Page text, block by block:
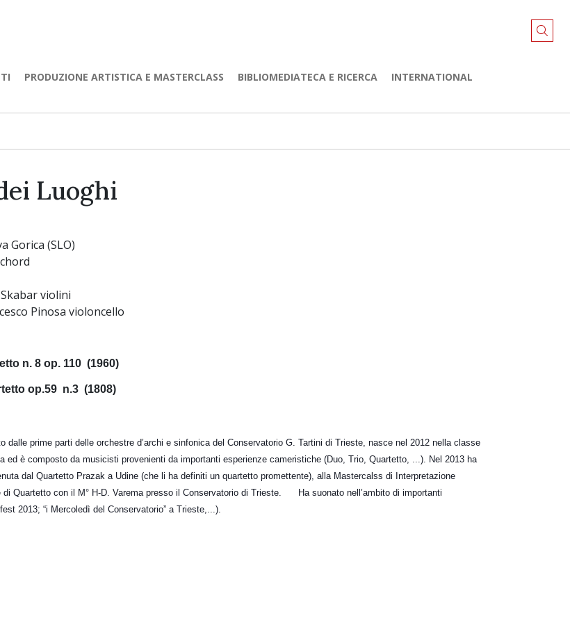
PRODUZIONE ARTISTICA E MASTERCLASS BIBLIOMEDIATECA E RICERCA
INTERNATIONAL
Luoghi
Gorica (SLO)
violini
Pinosa violoncello
n. 8 op. 110 (1960)
op.59 n.3 (1808)
dalle prime parti delle orchestre d’archi e sinfonica del Conservatorio G. Tartini di Trieste, nasce nel 2012 nella classe
ed è composto da musicisti provenienti da importanti esperienze cameristiche (Duo, Trio, Quartetto, ...). Nel 2013 ha
dal Quartetto Prazak a Udine (che li ha definiti un quartetto promettente), alla Mastercalss di Interpretazione
di Quartetto con il M° H-D. Varema presso il Conservatorio di Trieste.
Ha suonato nell’ambito di importanti
2013; “i Mercoledì del Conservatorio” a Trieste,...).